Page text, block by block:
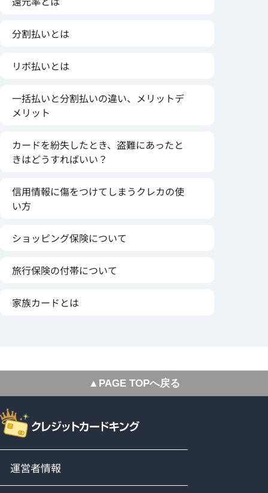
分割払いとは
リボ払いとは
一括払いと分割払いの違い、メリットデ
メリット
カードを紛失したとき、盗難にあったと
きはどうすればいい？
信用情報に傷をつけてしまうクレカの使
い方
ショッピング保険について
旅行保険の付帯について
家族カードとは
▲PAGE TOPへ戻る
運営者情報